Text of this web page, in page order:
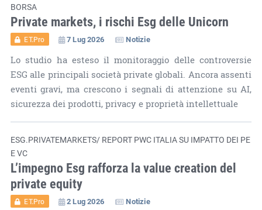
BORSA
Private markets, i rischi Esg delle Unicorn
ET.Pro 7 Lug 2026 Notizie
Lo studio ha esteso il monitoraggio delle controversie
ESG alle principali società private globali. Ancora assenti
eventi gravi, ma crescono i segnali di attenzione su AI,
sicurezza dei prodotti, privacy e proprietà intellettuale
ESG.PRIVATEMARKETS/ REPORT PWC ITALIA SU IMPATTO DEI PE
E VC
L’impegno Esg rafforza la value creation del
private equity
ET.Pro 2 Lug 2026 Notizie